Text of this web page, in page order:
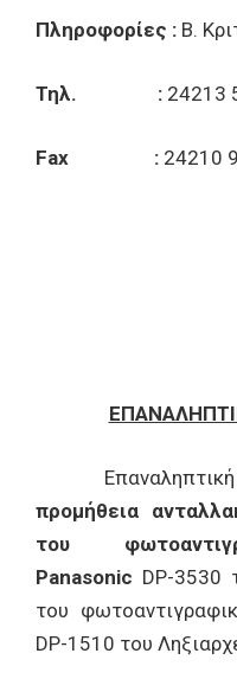
Πληροφορίες : Β.
Τηλ. : 24213
Fax : 24210
Επαναληπτική
προμήθεια
του
Panasonic DP-3530
του
DP-1510 του